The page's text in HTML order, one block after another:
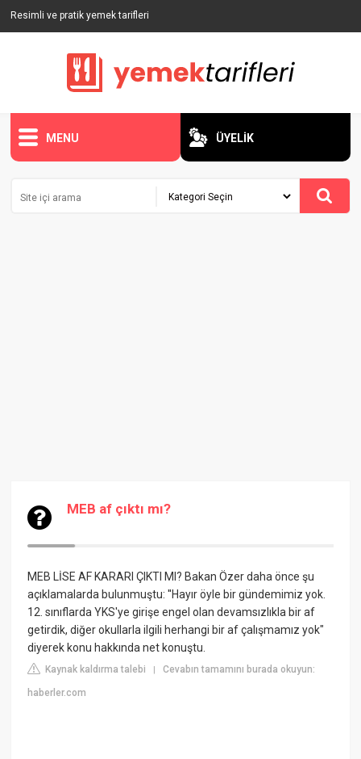
Resimli ve pratik yemek tarifleri
MENU ÜYELİK
MEB af çıktı mı?
MEB LİSE AF KARARI ÇIKTI MI? Bakan Özer daha önce şu
açıklamalarda bulunmuştu: ''Hayır öyle bir gündemimiz yok.
12. sınıflarda YKS'ye girişe engel olan devamsızlıkla bir af
getirdik, diğer okullarla ilgili herhangi bir af çalışmamız yok"
diyerek konu hakkında net konuştu.
Kaynak kaldırma talebi |Cevabın tamamını burada okuyun:
haberler.com